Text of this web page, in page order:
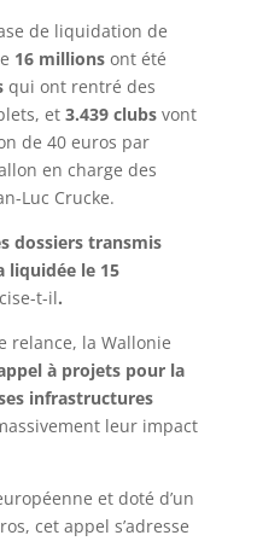
de liquidation de
16 millions ont été
qui ont rentré des
et 3.439 clubsvont
de 40 euros par
en charge des
Luc Crucke.
dossiers transmis
liquidée le 15
t-il.
relance, la Wallonie
à projets pour la
infrastructures
leur impact
et doté d’un
cet appel s’adresse